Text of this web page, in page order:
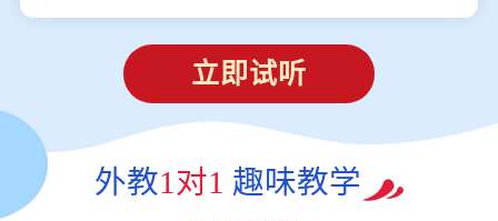
立即试听
外教1对1 趣味教学